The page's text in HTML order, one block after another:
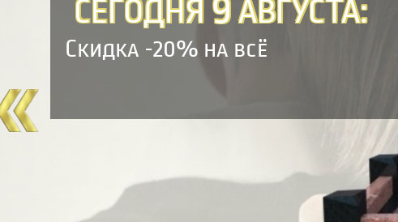
СЕГОДНЯ 9АВГУСТА:
Скидка -20% на всё